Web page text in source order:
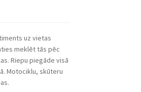
uz vietas
meklēt tās pēc
Riepu piegāde visā
Motociklu, skūteru